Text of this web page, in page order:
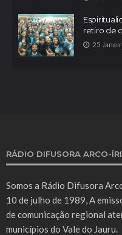
retiro de
25
RÁDIO DIFUSORA ARCO-
Somos a Rádio Difusora
10 de julho de 1989, A
de comunicação regional
municípios do Vale do Jauru.